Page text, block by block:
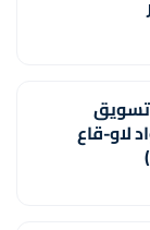
لاو-قاع